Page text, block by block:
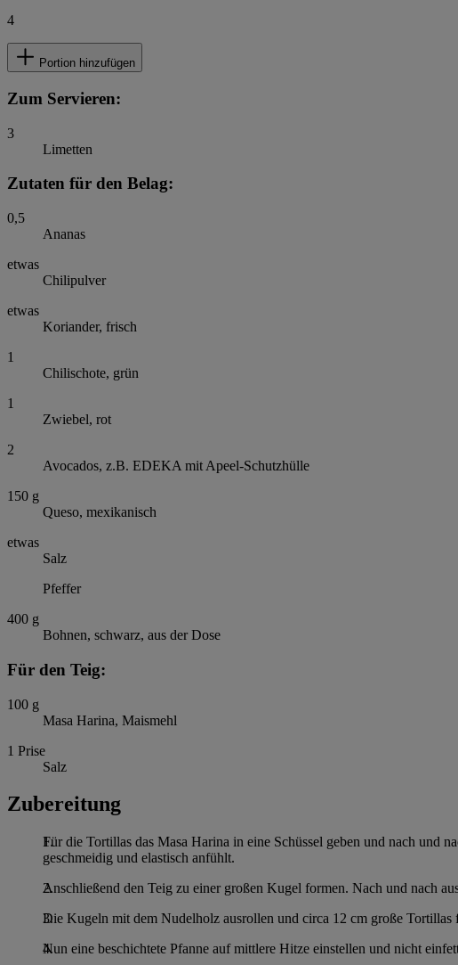
4
Portion hinzufügen
Zum Servieren:
3
Limetten
Zutaten für den Belag:
0,5
Ananas
etwas
Chilipulver
etwas
Koriander, frisch
1
Chilischote, grün
1
Zwiebel, rot
2
Avocados, z.B. EDEKA mit Apeel-Schutzhülle
150 g
Queso, mexikanisch
etwas
Salz
Pfeffer
400 g
Bohnen, schwarz, aus der Dose
Für den Teig:
100 g
Masa Harina, Maismehl
1 Prise
Salz
Zubereitung
Für die Tortillas das Masa Harina in eine Schüssel geben und nach und
geschmeidig und elastisch anfühlt.
Anschließend den Teig zu einer großen Kugel formen. Nach und nach
Die Kugeln mit dem Nudelholz ausrollen und circa 12 cm große Tortillas
Nun eine beschichtete Pfanne auf mittlere Hitze einstellen und nicht